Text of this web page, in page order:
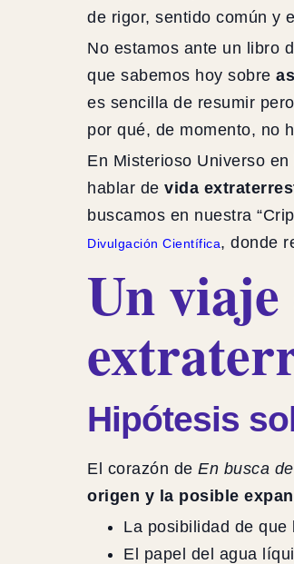
de rigor, sentido común y
No estamos ante un libro
que sabemos hoy sobre
es sencilla de resumir
por qué, de momento, no
En Misterioso Universo
hablar de vida
buscamos en nuestra
Divulgación Científica, donde
Un
Hipótesis
El corazón de En busca
origen y la posible
La posibilidad de
El papel del agua